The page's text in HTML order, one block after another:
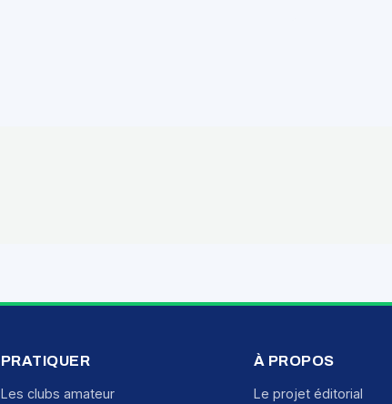
PRATIQUER
Les clubs amateur
À PROPOS
Le projet éditorial